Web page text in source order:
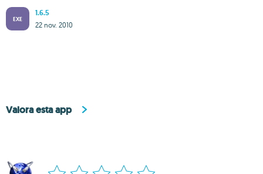
EXE
1.6.5
22 nov. 2010
Valora esta app